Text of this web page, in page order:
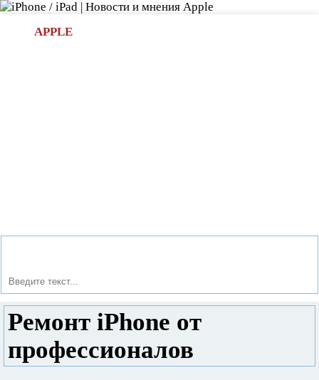
APPLE
Ремонт iPhone от
профессионалов